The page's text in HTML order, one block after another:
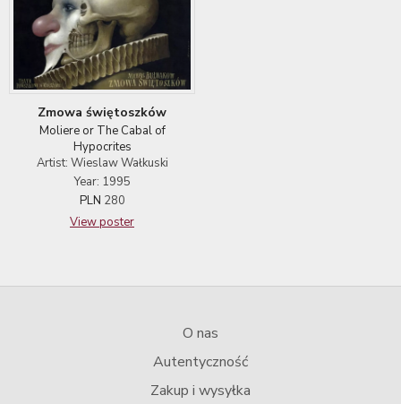
Zmowa świętoszków
Moliere or The Cabal of
Hypocrites
Artist: Wieslaw Wałkuski
Year: 1995
PLN 280
View poster
O nas
Autentyczność
Zakup i wysyłka